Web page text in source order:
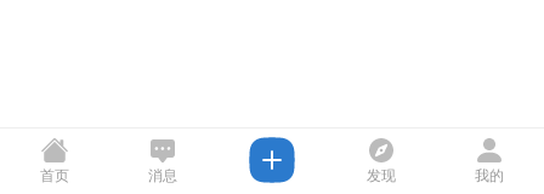
首页 消息 发现 我的